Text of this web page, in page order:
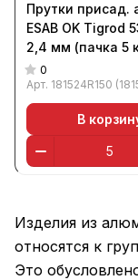
Прутки присад.
ESAB OK Tigrod
2,4 мм (пачка 5
0
Арт. 181524R150
В
Изделия из
относятся к
Это